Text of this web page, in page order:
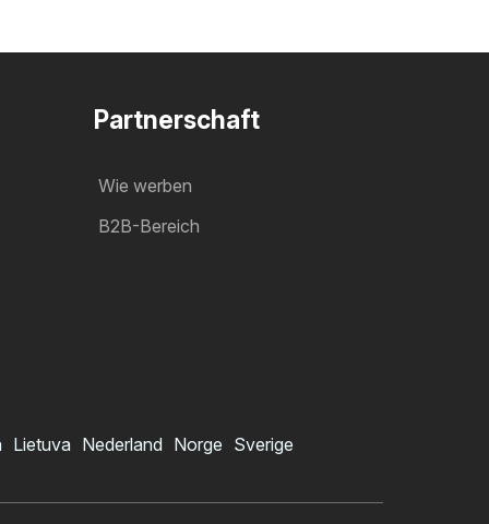
Partnerschaft
Wie werben
B2B-Bereich
Lietuva Nederland Norge Sverige